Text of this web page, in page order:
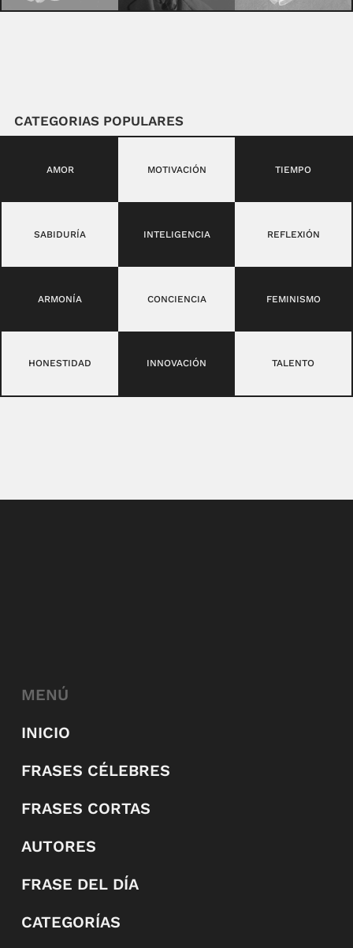
CATEGORIAS POPULARES
AMOR MOTIVACIÓN TIEMPO
SABIDURÍA INTELIGENCIA REFLEXIÓN
ARMONÍA CONCIENCIA FEMINISMO
HONESTIDAD INNOVACIÓN TALENTO
MENÚ
INICIO
FRASES CÉLEBRES
FRASES CORTAS
AUTORES
FRASE DEL DÍA
CATEGORÍAS